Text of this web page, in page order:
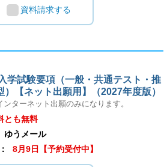
資料請求する
学試験要項（一般・共通テスト・推
）【ネット出願用】（2027年度版）
ンターネット出願のみになります。
とも無料
ゆうメール
8月9日【予約受付中】